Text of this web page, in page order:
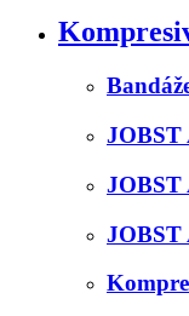
JOBST
JOBST
JOBST